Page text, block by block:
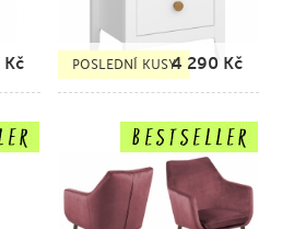
Kč POSLEDNÍ KUSY4 290 Kč